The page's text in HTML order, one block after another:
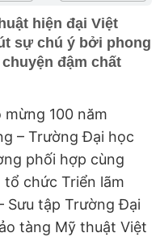
hiện đại Việt
sự chú ý bởi phong
đậm chất
100 năm
– Trường Đại học
phối hợp cùng
chức Triển lãm
Sưu tập Trường Đại
tàng Mỹ thuật Việt